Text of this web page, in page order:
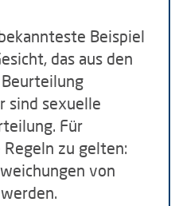
Beispiel
das aus den
sind sexuelle
Für
zu gelten:
von